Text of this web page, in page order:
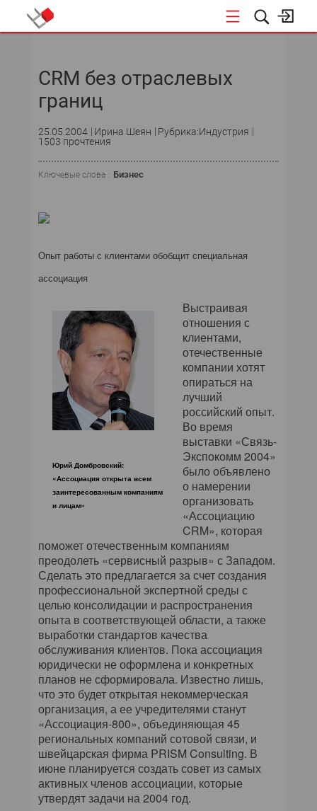
CRM без отраслевых
границ
25.05.2004 Ирина Шеян
Рубрика:Индустрия
1503 прочтения
Ключевые слова : Бизнес
Опыт работы с клиентами обобщит специальная
ассоциация
Юрий Домбровский:
«Ассоциация открыта всем
заинтересованным компаниям
и лицам»
Выстраивая
отношения с
клиентами,
отечественные
компании хотят
опираться на
лучший
российский опыт.
Во время
выставки «Связь-
Экспокомм 2004»
было объявлено
о намерении
организовать
«Ассоциацию
CRM», которая
поможет отечественным компаниям
преодолеть «сервисный разрыв» с Западом.
Сделать это предлагается за счет создания
профессиональной экспертной среды с
целью консолидации и распространения
опыта в соответствующей области, а также
выработки стандартов качества
обслуживания клиентов. Пока ассоциация
юридически не оформлена и конкретных
планов не сформировала. Известно лишь,
что это будет открытая некоммерческая
организация, а ее учредителями станут
«Ассоциация-800», объединяющая 45
региональных компаний сотовой связи, и
швейцарская фирма PRISM Consulting. В
июне планируется создать совет из самых
активных членов ассоциации, которые
утвердят задачи на 2004 год.